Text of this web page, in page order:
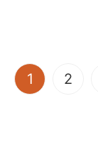
1 (current)
2